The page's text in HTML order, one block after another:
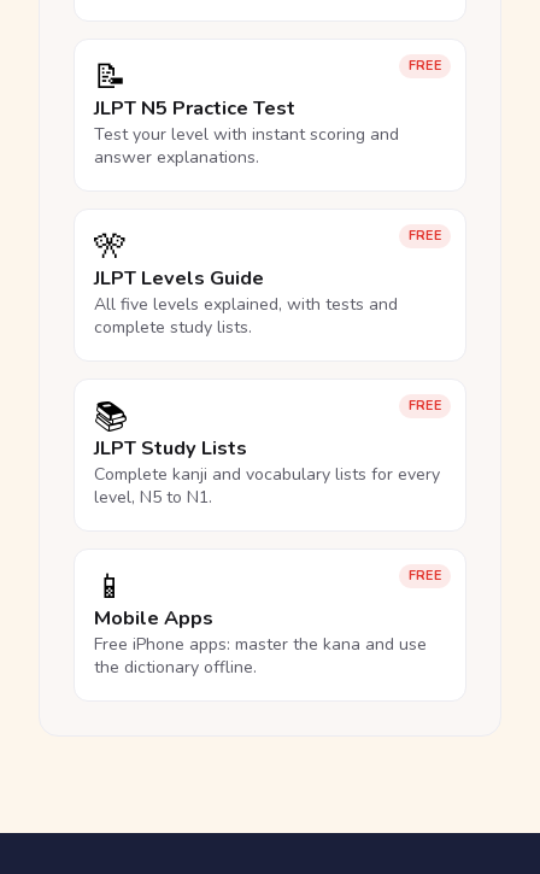
FREE
📝
JLPT N5 Practice Test
Test your level with instant scoring and
answer explanations.
FREE
🎌
JLPT Levels Guide
All five levels explained, with tests and
complete study lists.
FREE
📚
JLPT Study Lists
Complete kanji and vocabulary lists for every
level, N5 to N1.
FREE
📱
Mobile Apps
Free iPhone apps: master the kana and use
the dictionary offline.